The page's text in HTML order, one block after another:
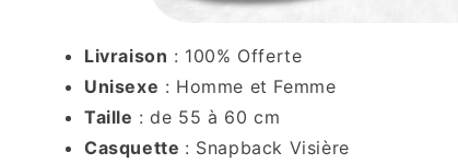
Livraison : 100% Offerte
Unisexe : Homme et Femme
Taille : de 55 à 60 cm
Casquette : Snapback Visière